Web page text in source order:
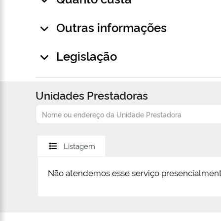
Outras informações
Legislação
Unidades Prestadoras
Listagem
Não atendemos esse serviço